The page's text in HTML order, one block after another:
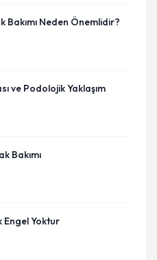
Bakımı Neden Önemlidir?
ve Podolojik Yaklaşım
Bakımı
Engel Yoktur